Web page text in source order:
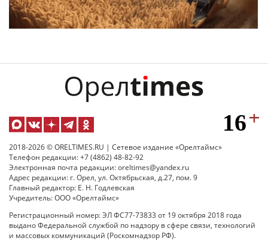
2018-2026 © ORELTIMES.RU | Сетевое издание «Орелтаймс»
Телефон редакции: +7 (4862) 48-82-92
Электронная почта редакции: oreltimes@yandex.ru
Адрес редакции: г. Орел, ул. Октябрьская, д.27, пом. 9
Главный редактор: Е. Н. Годлевская
Учредитель: ООО «Орелтаймс»
Регистрационный номер: ЭЛ ФС77-73833 от 19 октября 2018 года
выдано Федеральной службой по надзору в сфере связи, технологий
и массовых коммуникаций (Роскомнадзор РФ).